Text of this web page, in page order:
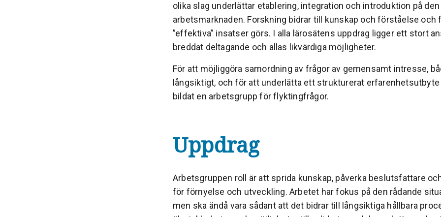
olika slag underlättar etablering, integration och introduktion på
arbetsmarknaden. Forskning bidrar till kunskap och förståelse och
”effektiva” insatser görs. I alla lärosätens uppdrag ligger ett stort
breddat deltagande och allas likvärdiga möjligheter.
För att möjliggöra samordning av frågor av gemensamt intresse,
långsiktigt, och för att underlätta ett strukturerat erfarenhetsutbyte
bildat en arbetsgrupp för flyktingfrågor.
Uppdrag
Arbetsgruppen roll är att sprida kunskap, påverka beslutsfattare
för förnyelse och utveckling. Arbetet har fokus på den rådande
men ska ändå vara sådant att det bidrar till långsiktiga hållbara